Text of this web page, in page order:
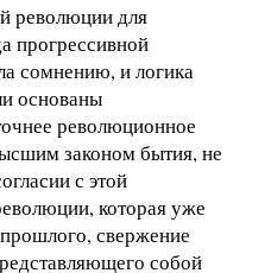
революции для
прогрессивной
сомнению, и логика
основаны
революционное
законом бытия, не
с этой
которая уже
свержение
собой